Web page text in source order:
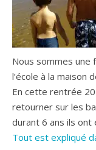
Nous sommes une
l’école à la maison
En cette rentrée
retourner sur les
durant 6 ans ils ont
Tout est expliqué